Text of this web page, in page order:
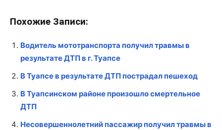
Похожие Записи:
Водитель мототранспорта получил травмы в
результате ДТП в г. Туапсе
В Туапсе в результате ДТП пострадал пешеход
В Туапсинском районе произошло смертельное
ДТП
Несовершеннолетний пассажир получил травмы в